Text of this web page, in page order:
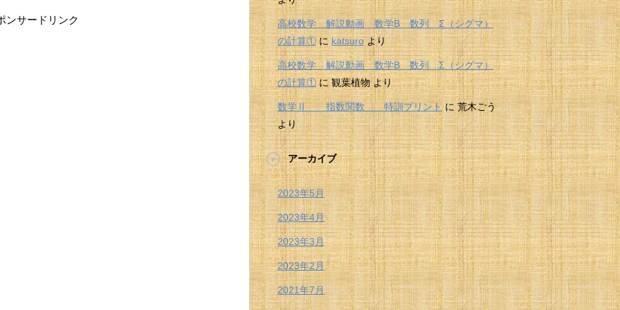
ンサードリンク
高校数学 解説動画 数学B 数列 Σ（シグマ）
の計算① に katsuroより
高校数学 解説動画 数学B 数列 Σ（シグマ）
の計算①に観葉植物より
数学Ⅱ 指数関数 特訓プリント に 荒木ごう
より
アーカイブ
2023年5月
2023年4月
2023年3月
2023年2月
2021年7月